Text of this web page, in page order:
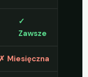
✓
Zawsze
Miesięczna